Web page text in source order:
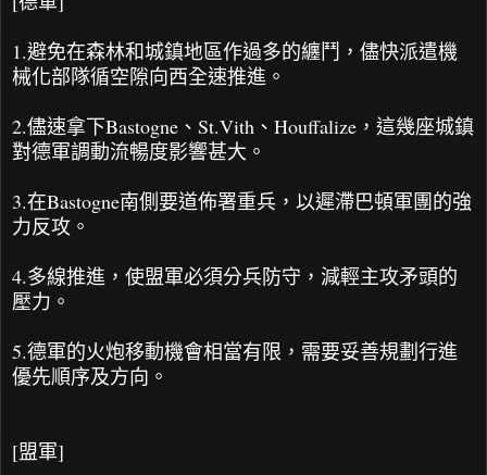
1.避免在森林和城鎮地區作過多的纏鬥，儘快派遣機
械化部隊循空隙向西全速推進。
2.儘速拿下Bastogne、St.Vith、Houffalize，這幾座城鎮
對德軍調動流暢度影響甚大。
3.在Bastogne南側要道佈署重兵，以遲滯巴頓軍團的強
力反攻。
4.多線推進，使盟軍必須分兵防守，減輕主攻矛頭的
壓力。
5.德軍的火炮移動機會相當有限，需要妥善規劃行進
優先順序及方向。
[盟軍]